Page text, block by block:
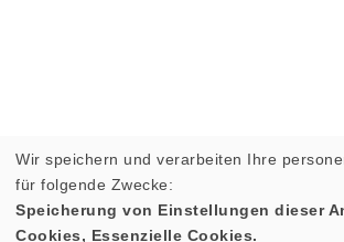
Wir speichern und verarbeiten Ihre
für folgende Zwecke:
Speicherung von Einstellungen dieser
Cookies, Essenzielle Cookies.